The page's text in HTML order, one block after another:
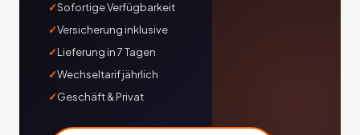
Sofortige Verfügbarkeit
Versicherung inklusive
Lieferung in 7 Tagen
Wechseltarif jährlich
Geschäft & Privat